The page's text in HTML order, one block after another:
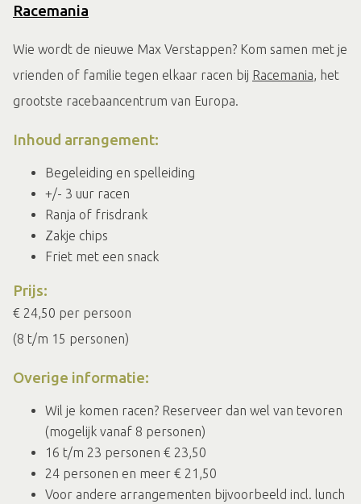
Racemania
Wie wordt de nieuwe Max Verstappen? Kom samen met je
vrienden of familie tegen elkaar racen bij Racemania, het
grootste racebaancentrum van Europa.
Inhoud arrangement:
Begeleiding en spelleiding
+/- 3 uur racen
Ranja of frisdrank
Zakje chips
Friet met een snack
Prijs:
€ 24,50 per persoon
(8 t/m 15 personen)
Overige informatie:
Wil je komen racen? Reserveer dan wel van tevoren
(mogelijk vanaf 8 personen)
16 t/m 23 personen € 23,50
24 personen en meer € 21,50
Voor andere arrangementen bijvoorbeeld incl. lunch